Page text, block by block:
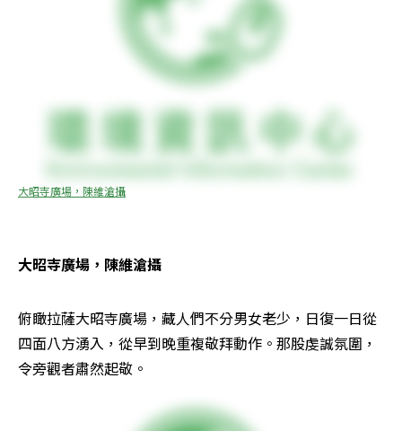
大昭寺廣場，陳維滄攝
大昭寺廣場，陳維滄攝
俯瞰拉薩大昭寺廣場，藏人們不分男女老少，日復一日從
四面八方湧入，從早到晚重複敬拜動作。那股虔誠氛圍，
令旁觀者肅然起敬。